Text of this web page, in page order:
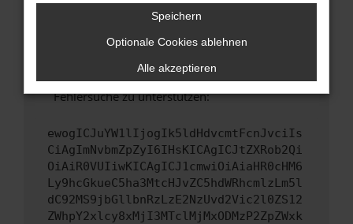
Wende dich an den Webseitenbetreiber.
Wenn du alle oben genannten Schritte versucht
hast, kontaktiere uns bitte. Wir werden
versuchen, das Problem zu beheben. Du kannst
uns diesen Text schicken, um uns bei der
Fehlersuche zu unterstützen:
ewogICJuYW1lIjogIk5ldHdvcmtFcnJvciIs
CiAgImNvbmZpZyI6IHsKICAgICJtZXRob2Qi
OiAiR0VUIiwKICAgICJ1cmwiOiAiaHR0cHM6
Ly9hcGkueC5ha3MtcHJvZC5hdWRhcmlzLm5l
dC92MS9jbGllbnRzLzE2NzUvd2Vic2l0ZS12
ZWhpY2xlcy8xMjI3MTclMjMxODMzP2ZpZWxk
Speichern
Optionale Cookies ablehnen
Alle akzeptieren